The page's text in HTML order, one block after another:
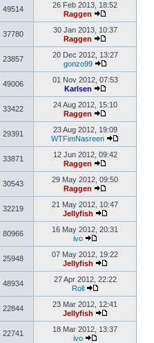
49514
26 Feb 2013, 18:52
Raggen
37780
30 Jan 2013, 10:37
Raggen
23857
20 Dec 2012, 13:27
gonzo99
49006
01 Nov 2012, 07:53
Karlsen
33422
24 Aug 2012, 15:10
Raggen
29391
23 Aug 2012, 19:09
WTFimNasreen
33871
12 Jun 2012, 09:42
Raggen
30543
29 May 2012, 09:50
Raggen
32219
21 May 2012, 10:47
Jellyfish
80966
16 May 2012, 20:31
ivo
25948
07 May 2012, 19:22
Jellyfish
48934
27 Apr 2012, 22:22
Roll
22844
23 Mar 2012, 12:41
Jellyfish
22741
18 Mar 2012, 13:37
ivo